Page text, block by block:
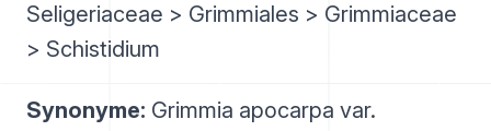
Seligeriaceae > Grimmiales > Grimmiaceae
> Schistidium
Synonyme: Grimmia apocarpa var.